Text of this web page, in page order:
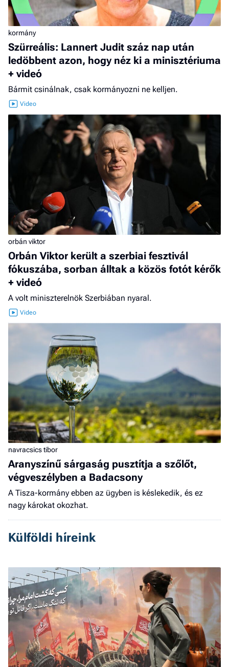
kormány
Szürreális: Lannert Judit száz nap után
ledöbbent azon, hogy néz ki a minisztériuma
+ videó
Bármit csinálnak, csak kormányozni ne kelljen.
orbán viktor
Orbán Viktor került a szerbiai fesztivál
fókuszába, sorban álltak a közös fotót kérők
+ videó
A volt miniszterelnök Szerbiában nyaral.
navracsics tibor
Aranyszínű sárgaság pusztítja a szőlőt,
végveszélyben a Badacsony
A Tisza-kormány ebben az ügyben is késlekedik, és ez
nagy károkat okozhat.
Külföldi híreink